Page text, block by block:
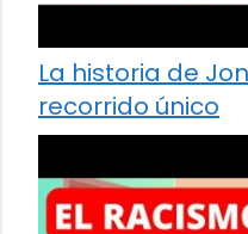
La historia de
recorrido único